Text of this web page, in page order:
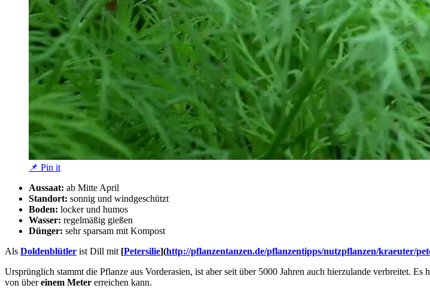
📌 Pin it
Aussaat: ab Mitte April
Standort: sonnig und windgeschützt
Boden: locker und humos
Wasser: regelmäßig gießen
Dünger: sehr sparsam mit Kompost
Als Doldenblütler ist Dill mit [Petersilie](http://pflanzentanzen.de/pflanzentipps/nutzpflanzen/kraeuter/
Ursprünglich stammt die Pflanze aus Vorderasien, ist aber seit über 5000 Jahren auch hierzulande verbreitet. Es
von übereinem Meter erreichen kann.